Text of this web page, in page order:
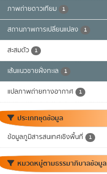
ภาพถ่ายดาวเทียม 1
สถานภาพการเปลี่ยนแปลง 1
สะสมตัว 1
เส้นแนวชายฝั่งทะเล 1
แปลภาพถ่ายทางอากาศ 1
ประเภทชุดข้อมูล
ข้อมูลภูมิสารสนเทศเชิงพื้นที่ 1
หมวดหมู่ตามธรรมาภิบาลข้อมูล